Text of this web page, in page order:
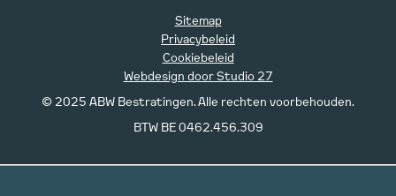
© 2025 ABW Bestratingen. Alle rechten voorbehouden.
BTW BE 0462.456.309
Sitemap
Privacybeleid
Cookiebeleid
Webdesign door Studio 27